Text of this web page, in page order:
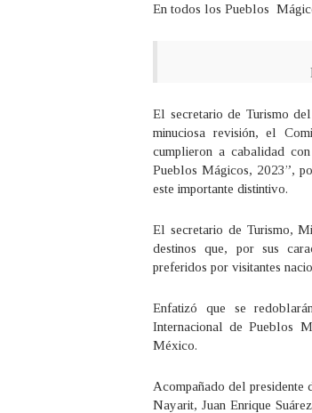
En todos los Pueblos
El secretario de Turismo
minuciosa revisión, el
cumplieron a cabalidad
Pueblos Mágicos, 2023”,
este importante distintivo.
El secretario de Turismo,
destinos que, por sus
preferidos por visitantes
Enfatizó que se
Internacional de Pueblos
México.
Acompañado del presidente
Nayarit, Juan Enrique